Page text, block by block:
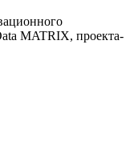
MATRIX, проекта-